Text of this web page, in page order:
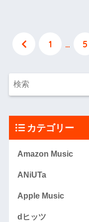
1 … 5
カテゴリー
Amazon Music
ANiUTa
Apple Music
dヒッツ